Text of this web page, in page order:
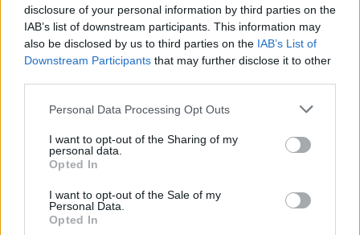
disclosure of your personal information by third parties on the
IAB’s list of downstream participants. This information may
also be disclosed by us to third parties on the IAB’s List of
Downstream Participants that may further disclose it to other
Please note that this website/app uses one or more Google
not limited to your visit or usage behaviour. You may click to
grant or deny consent to Google and its third-party tags to
use your data for below specified purposes in below Google
consent section.
Personal Data Processing Opt Outs
I want to opt-out of the Sharing of my
personal data.
Opted In
I want to opt-out of the Sale of my
Personal Data.
Opted In
A dánok elleni elődöntő miatt az FA-t már a torna
után 30 ezer euróra büntették, mivel a drukkerek
ugyancsak megzavarták az ellenfél himnuszát,
pirotechnikai eszközöket használtak, és többször is
lézerfénnyel zavarták a dán kapus Kasper
Schmeichelt.
A finálé rendes játékideje 1-1-es döntetlennel zárult,
a hosszabbításban nem született gól, a
1968 után lettek ismét Európa-bajnokok. (MTI)